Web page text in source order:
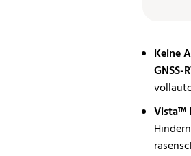
Keine
GNSS-
Vista™